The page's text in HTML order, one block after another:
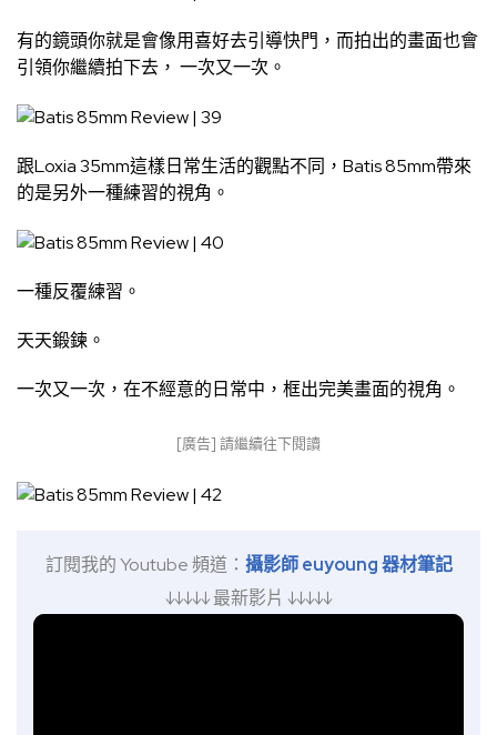
有的鏡頭你就是會像用喜好去引導快門，而拍出的畫面也會
引領你繼續拍下去， 一次又一次。
跟Loxia 35mm這樣日常生活的觀點不同，Batis 85mm帶來
的是另外一種練習的視角。
一種反覆練習。
天天鍛鍊。
一次又一次，在不經意的日常中，框出完美畫面的視角。
[廣告] 請繼續往下閱讀
訂閱我的 Youtube 頻道： 攝影師 euyoung 器材筆記
↓↓↓↓↓ 最新影片 ↓↓↓↓↓